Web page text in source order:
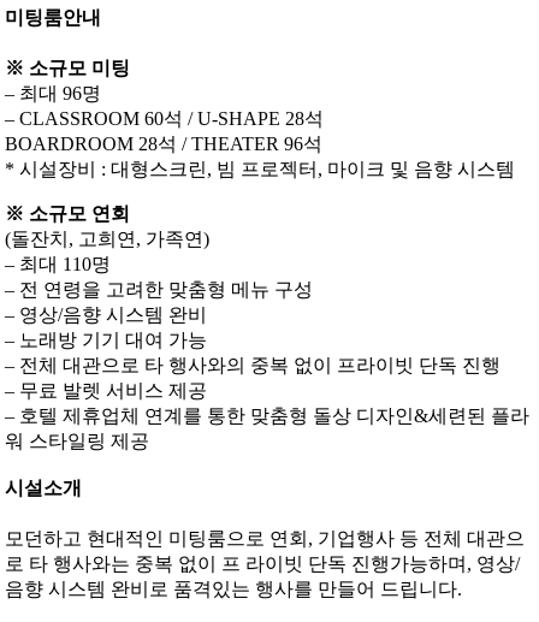
미팅룸안내
※ 소규모 미팅
– 최대 96명
– CLASSROOM 60석 / U-SHAPE 28석
BOARDROOM 28석 / THEATER 96석
* 시설장비 : 대형스크린, 빔 프로젝터, 마이크 및 음향 시스템
※ 소규모 연회
(돌잔치, 고희연, 가족연)
– 최대 110명
– 전 연령을 고려한 맞춤형 메뉴 구성
– 영상/음향 시스템 완비
– 노래방 기기 대여 가능
– 전체 대관으로 타 행사와의 중복 없이 프라이빗 단독 진행
– 무료 발렛 서비스 제공
– 호텔 제휴업체 연계를 통한 맞춤형 돌상 디자인&세련된 플라
워 스타일링 제공
시설소개
모던하고 현대적인 미팅룸으로 연회, 기업행사 등 전체 대관으
로 타 행사와는 중복 없이 프 라이빗 단독 진행가능하며, 영상/
음향 시스템 완비로 품격있는 행사를 만들어 드립니다.